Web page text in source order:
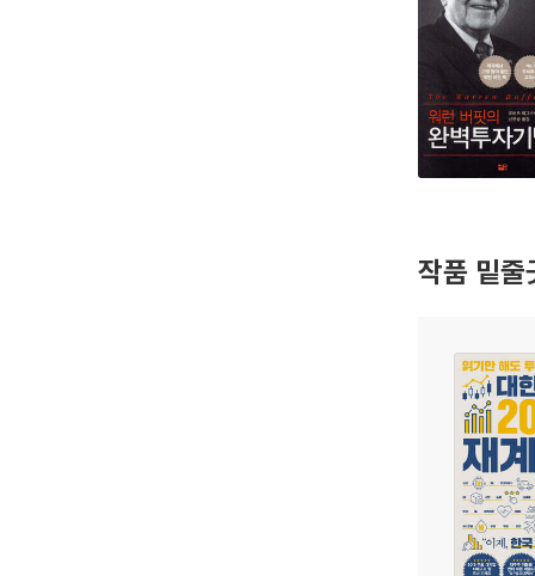
작품 밑줄